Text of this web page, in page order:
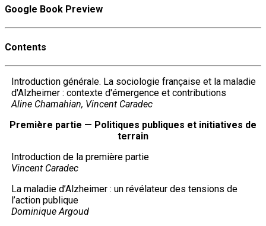
Google Book Preview
Contents
Introduction générale. La sociologie française et la maladie
d'Alzheimer : contexte d'émergence et contributions
Aline Chamahian, Vincent Caradec
Première partie — Politiques publiques et initiatives de
terrain
Introduction de la première partie
Vincent Caradec
La maladie d’Alzheimer : un révélateur des tensions de
l’action publique
Dominique Argoud